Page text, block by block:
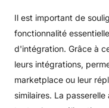
Il est important de
fonctionnalité
d'intégration. Grâce à
leurs intégrations,
marketplace ou leur
similaires. La